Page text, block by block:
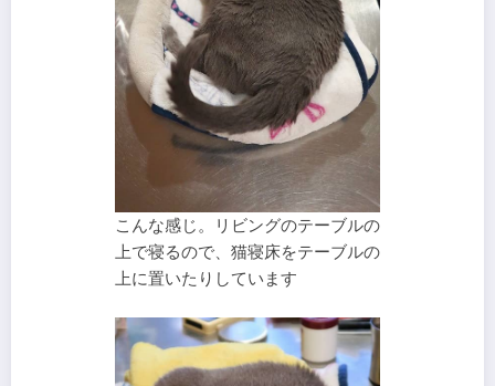
こんな感じ。リビングのテーブルの
上で寝るので、猫寝床をテーブルの
上に置いたりしています